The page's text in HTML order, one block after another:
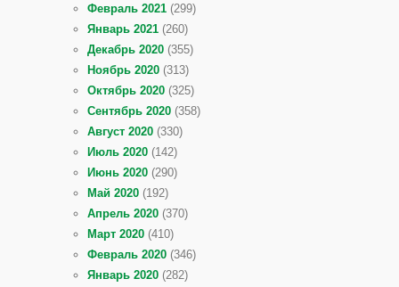
Февраль 2021 (299)
Январь 2021 (260)
Декабрь 2020 (355)
Ноябрь 2020 (313)
Октябрь 2020 (325)
Сентябрь 2020 (358)
Август 2020 (330)
Июль 2020 (142)
Июнь 2020 (290)
Май 2020 (192)
Апрель 2020 (370)
Март 2020 (410)
Февраль 2020 (346)
Январь 2020 (282)